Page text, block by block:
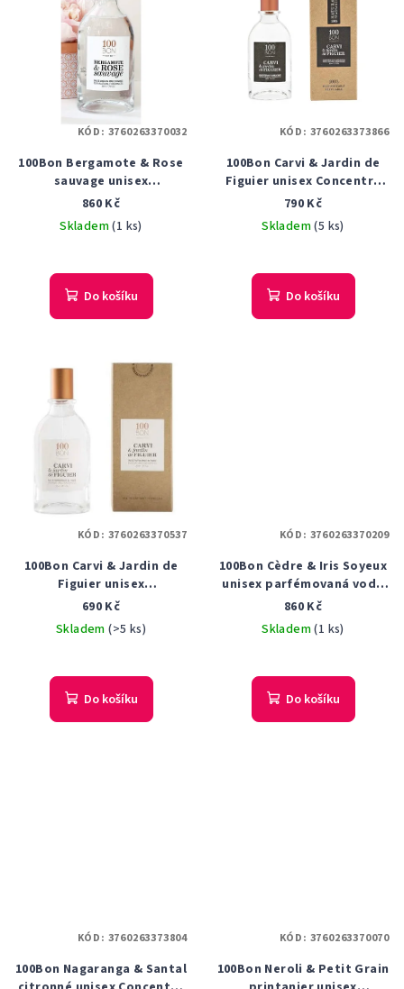
100Bon Bergamote & Rose
sauvage unisex
parfémovaná voda 50 ml
860 Kč
Skladem(1 ks)
Do košíku
KÓD: 3760263370032
100Bon Carvi & Jardin de
Figuier unisex Concentré
parfémovaná voda 50 ml
Tester
790 Kč
Skladem(5 ks)
Do košíku
KÓD: 3760263373866
100Bon Carvi & Jardin de
Figuier unisex
parfémovaná voda 50 ml
Tester
690 Kč
Skladem(>5 ks)
Do košíku
KÓD: 3760263370537
100Bon Cèdre & Iris Soyeux
unisex parfémovaná voda
50 ml
860 Kč
Skladem(1 ks)
Do košíku
KÓD: 3760263370209
100Bon Nagaranga & Santal
KÓD: 3760263373804
100Bon Neroli & Petit Grain
KÓD: 3760263370070